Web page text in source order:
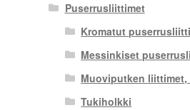
Puserrusliittimet
Kromatut
Messinkiset
Muoviputken liittimet,
Tukiholkki